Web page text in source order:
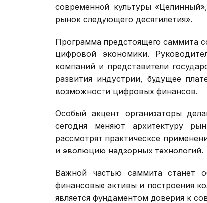
современной культуры
рынок следующего десятилетия».
Программа предстоящего саммита
цифровой экономики.
компаний и представители
развития индустрии, будущее
возможности цифровых финансов.
Особый акцент организаторы
сегодня меняют архитектуру
рассмотрят практическое
и эволюцию надзорных технологий.
Важной частью саммита станет
финансовые активы и построения
является фундаментом доверия к